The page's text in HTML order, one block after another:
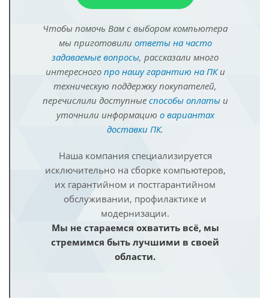
Чтобы помочь Вам с выбором компьютера
мы приготовили ответы на часто
задаваемые вопросы, рассказали много
интересного про нашу гарантию на ПКи
техническую поддержку покупателей,
перечислили доступные способы оплатыи
уточнили информацию о вариантах
доставки ПК.
Наша компания специализируется
исключительно на сборке компьютеров,
их гарантийном и постгарантийном
обслуживании, профилактике и
модернизации.
Мы не стараемся охватить всё, мы
стремимся быть лучшими в своей
области.